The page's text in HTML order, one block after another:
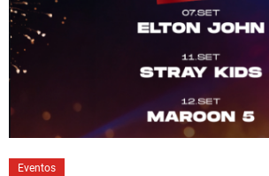
Eventos